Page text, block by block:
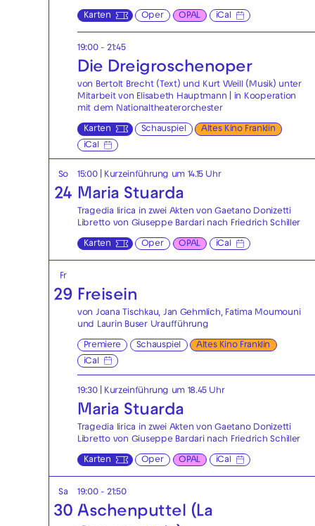
Karten Oper OPAL iCal
19:00 - 21:45
Die Drei­groschen­oper
von Bertolt Brecht (Text) und Kurt Weill (Musik) unter
Mitarbeit von Elisabeth Hauptmann | in Kooperation
mit dem Nationaltheaterorchester
Karten Schauspiel
Altes Kino Franklin
iCal
So
24
15:00 | Kurzeinführung um 14.15 Uhr
Maria Stuarda
Tragedia lirica in zwei Akten von Gaetano Donizetti
Libretto von Giuseppe Bardari nach Friedrich Schiller
Karten Oper OPAL iCal
Fr
29 Freisein
von Joana Tischkau, Jan Gehmlich, Fatima Moumouni
und Laurin Buser Uraufführung
Premiere Schauspiel
Altes Kino Franklin
iCal
19:30 | Kurzeinführung um 18.45 Uhr
Maria Stuarda
Tragedia lirica in zwei Akten von Gaetano Donizetti
Libretto von Giuseppe Bardari nach Friedrich Schiller
Karten Oper OPAL iCal
Sa
30
19:00 - 21:50
Aschenputtel (La